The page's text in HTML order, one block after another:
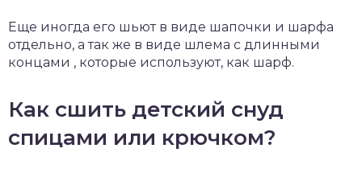
Еще иногда его шьют в виде шапочки и шарфа
отдельно, а так же в виде шлема с длинными
концами , которые используют, как шарф.
Как сшить детский снуд
спицами или крючком?